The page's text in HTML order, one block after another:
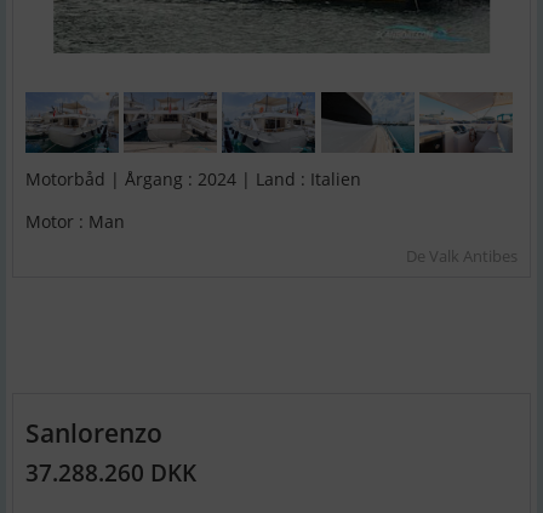
Motorbåd | Årgang : 2024 | Land : Italien
Motor : Man
De Valk Antibes
Sanlorenzo
37.288.260 DKK